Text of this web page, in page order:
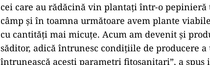
cei care au rădăcină vin plantaţi într-o
câmp şi în toamna următoare avem plante
cu cantităţi mai micuţe. Acum am devenit şi
săditor, adică întrunesc condiţiile de producere
întrunească aceşti parametri fitosanitari”, a spus